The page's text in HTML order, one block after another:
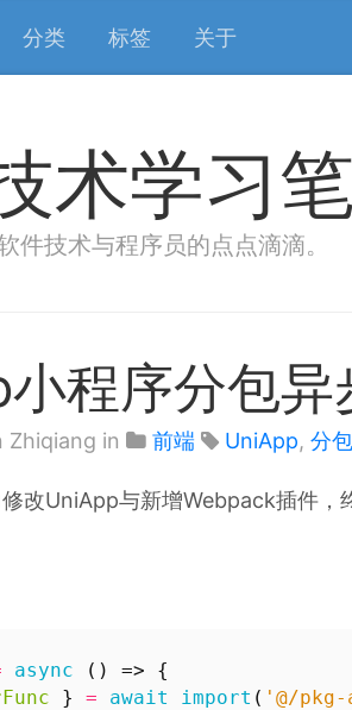
分类 标签 关于
术学习
件技术与程序员的点点滴滴。
程序分包异
Zhiqiang in 前端 UniApp, 分
改UniApp与新增Webpack插件，
async () =>
{
} = await import ( '@/